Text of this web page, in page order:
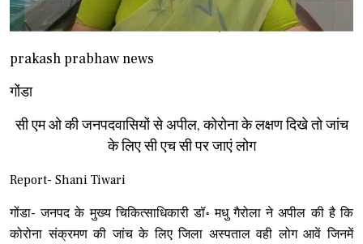
prakash prabhaw news
गोंडा
सी एम ओ की जनपदवासियों से अपील, कोरोना के लक्षण दिखे तो जांच
के लिए सी एच सी पर जाएं लोग
Report- Shani Tiwari
गोंडा- जनपद के मुख्य चिकित्साधिकारी डॉ॰ मधु गैरोला ने अपील की है कि
कोरोना संक्रमण की जांच के लिए जिला अस्पताल वही लोग आवें जिनमें